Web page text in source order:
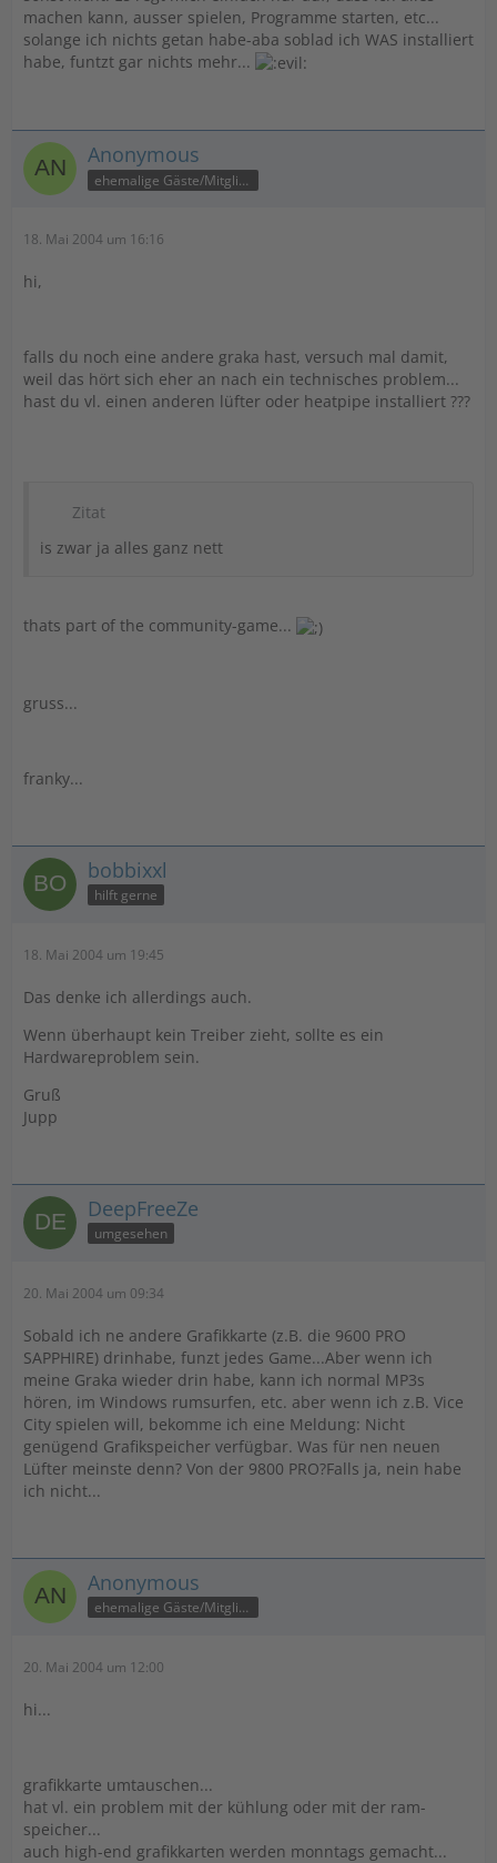
machen kann, ausser spielen, Programme starten, etc...
solange ich nichts getan habe-aba soblad ich WAS installiert
habe, funtzt gar nichts mehr...
Anonymous
ehemalige Gäste/Mitglieder
18. Mai 2004 um 16:16
hi,
falls du noch eine andere graka hast, versuch mal damit,
weil das hört sich eher an nach ein technisches problem...
hast du vl. einen anderen lüfter oder heatpipe installiert ???
Zitat
is zwar ja alles ganz nett
thats part of the community-game...
gruss...
franky...
bobbixxl
hilft gerne
18. Mai 2004 um 19:45
Das denke ich allerdings auch.
Wenn überhaupt kein Treiber zieht, sollte es ein
Hardwareproblem sein.
Gruß
Jupp
DeepFreeZe
umgesehen
20. Mai 2004 um 09:34
Sobald ich ne andere Grafikkarte (z.B. die 9600 PRO
SAPPHIRE) drinhabe, funzt jedes Game...Aber wenn ich
meine Graka wieder drin habe, kann ich normal MP3s
hören, im Windows rumsurfen, etc. aber wenn ich z.B. Vice
City spielen will, bekomme ich eine Meldung: Nicht
genügend Grafikspeicher verfügbar. Was für nen neuen
Lüfter meinste denn? Von der 9800 PRO?Falls ja, nein habe
ich nicht...
Anonymous
ehemalige Gäste/Mitglieder
20. Mai 2004 um 12:00
hi...
grafikkarte umtauschen...
hat vl. ein problem mit der kühlung oder mit der ram-
speicher...
auch high-end grafikkarten werden monntags gemacht...